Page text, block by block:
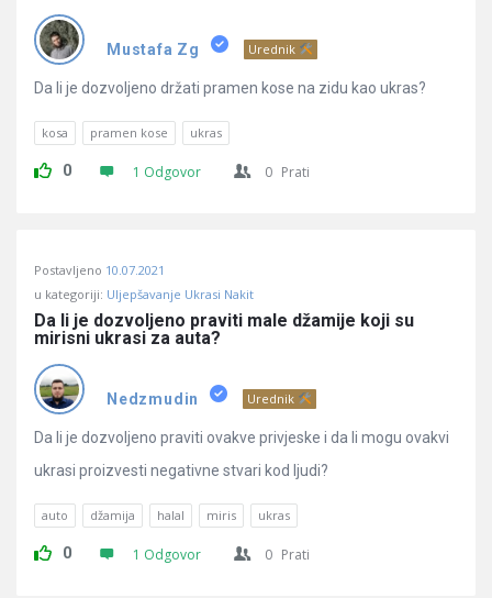
Mustafa Zg Urednik
Da li je dozvoljeno držati pramen kose na zidu kao ukras?
kosa pramen kose ukras
0 1 Odgovor 0 Prati
Postavljeno 10.07.2021
u kategoriji: Uljepšavanje Ukrasi Nakit
Da li je dozvoljeno praviti male džamije koji su
mirisni ukrasi za auta?
Nedzmudin Urednik
Da li je dozvoljeno praviti ovakve privjeske i da li mogu ovakvi
ukrasi proizvesti negativne stvari kod ljudi?
auto džamija halal miris ukras
0 1 Odgovor 0 Prati